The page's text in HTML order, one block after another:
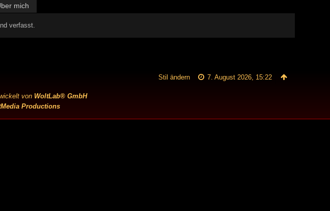
mich
verfasst.
7. August 2026, 15:22
Stil ändern
von WoltLab® GmbH
Productions